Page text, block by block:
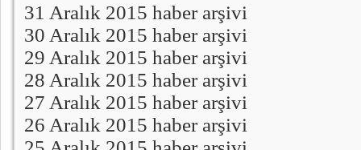
31 Aralık 2015 haber arşivi
30 Aralık 2015 haber arşivi
29 Aralık 2015 haber arşivi
28 Aralık 2015 haber arşivi
27 Aralık 2015 haber arşivi
26 Aralık 2015 haber arşivi